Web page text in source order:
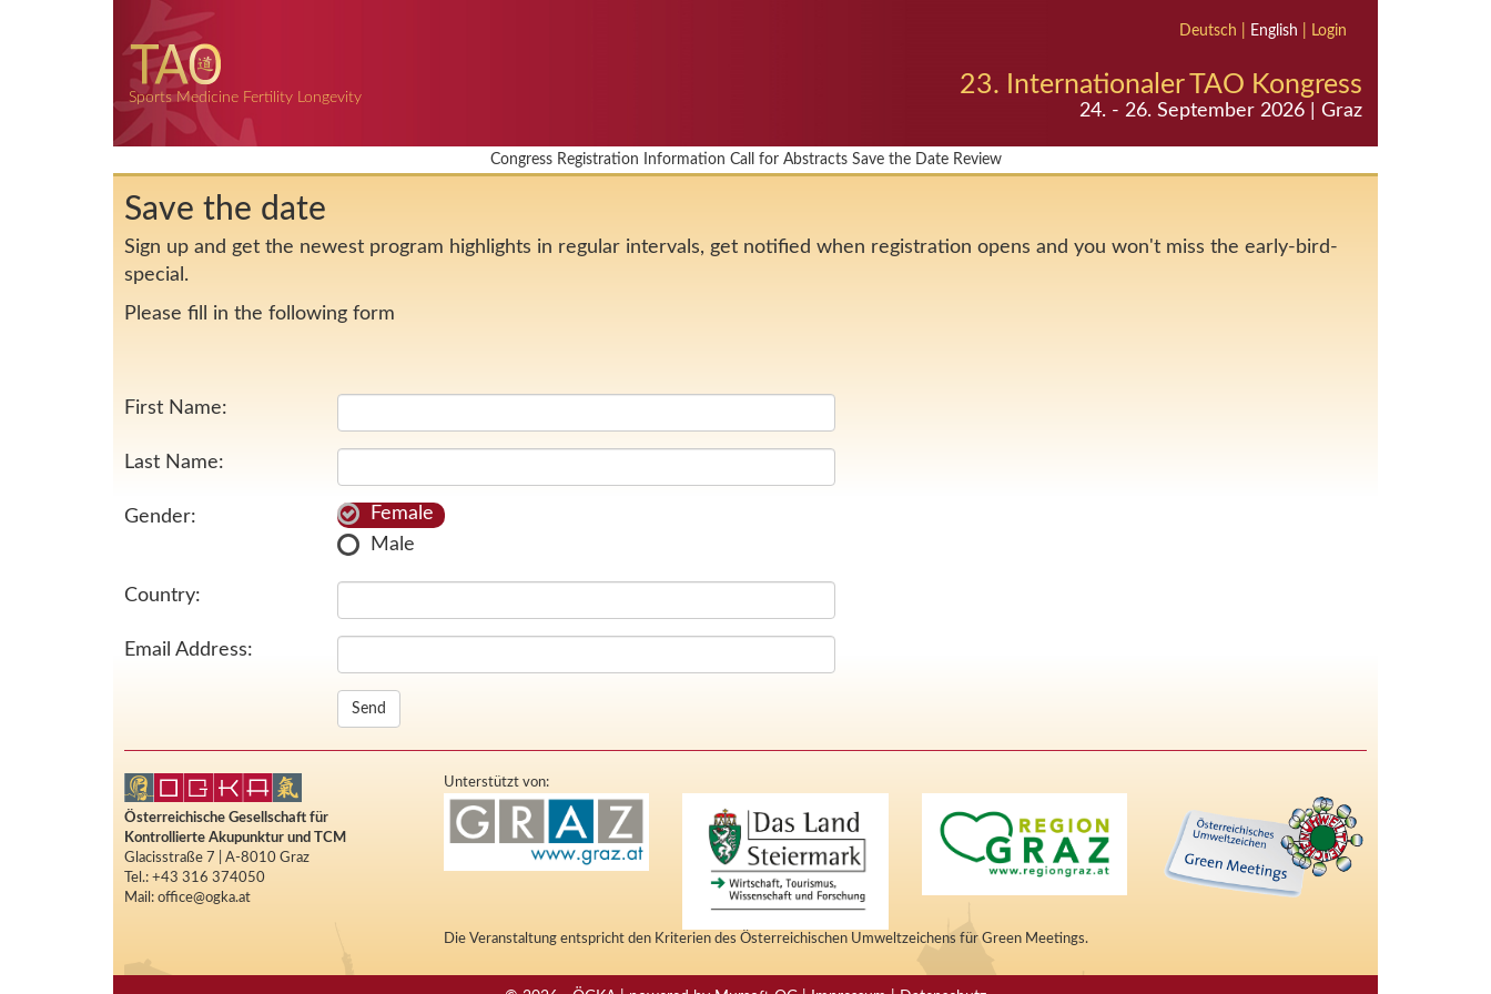
Deutsch English Login
Sports Medicine Fertility Longevity 23. Internationaler TAO Kongress
24. - 26. September 2026 | Graz
Congress Registration Information Call for Abstracts Save the Date Review
Save the date
Sign up and get the newest program highlights in regular intervals, get notified when registration opens and you won't miss the early-bird-
special.
Please fill in the following form
First Name:
Last Name:
Gender:
Female
Male
Country:
Email Address:
Österreichische Gesellschaft für
Kontrollierte Akupunktur und TCM
Glacisstraße 7 | A-8010 Graz
Tel.: +43 316 374050
Mail: office@ogka.at
Unterstützt von:
Die Veranstaltung entspricht den Kriterien des Österreichischen Umweltzeichens für Green Meetings.